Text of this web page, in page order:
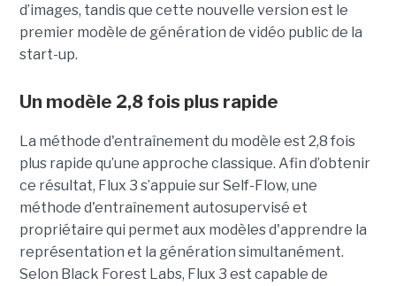
d’images, tandis que cette nouvelle version est le
premier modèle de génération de vidéo public de la
start-up.
Un modèle 2,8 fois plus rapide
La méthode d'entraînement du modèle est 2,8 fois
plus rapide qu’une approche classique. Afin d’obtenir
ce résultat, Flux 3 s’appuie sur Self-Flow, une
méthode d'entraînement autosupervisé et
propriétaire qui permet aux modèles d'apprendre la
représentation et la génération simultanément.
Selon Black Forest Labs, Flux 3 est capable de